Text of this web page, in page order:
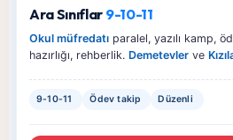
Ara Sınıflar 9-10-11
Okul müfredatı paralel, yazılı kamp,
hazırlığı, rehberlik. Demetevler ve
9-10-11 Ödev takip Düzenli